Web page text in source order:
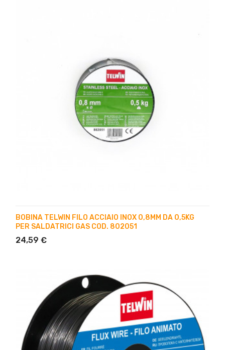
BOBINA TELWIN FILO ACCIAIO INOX 0,8MM DA 0,5KG
PER SALDATRICI GAS COD. 802051
24,59 €